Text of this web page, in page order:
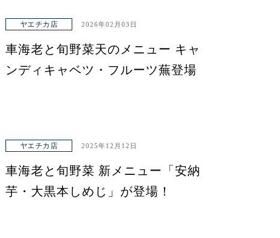
ヤエチカ店 2026年02月03日
車海老と旬野菜天のメニュー キャ
ンディキャベツ・フルーツ蕪登場
ヤエチカ店 2025年12月12日
車海老と旬野菜 新メニュー「安納
芋・大黒本しめじ」が登場！